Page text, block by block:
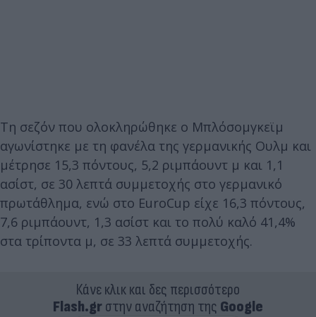
Τη σεζόν που ολοκληρώθηκε ο Μπλόσομγκεϊμ
αγωνίστηκε με τη φανέλα της γερμανικής Ουλμ και
μέτρησε 15,3 πόντους, 5,2 ριμπάουντ μ και 1,1
ασίστ, σε 30 λεπτά συμμετοχής στο γερμανικό
πρωτάθλημα, ενώ στο EuroCup είχε 16,3 πόντους,
7,6 ριμπάουντ, 1,3 ασίστ και το πολύ καλό 41,4%
στα τρίποντα μ, σε 33 λεπτά συμμετοχής.
Κάνε κλικ και δες περισσότερο
Flash.grστην αναζήτηση της Google